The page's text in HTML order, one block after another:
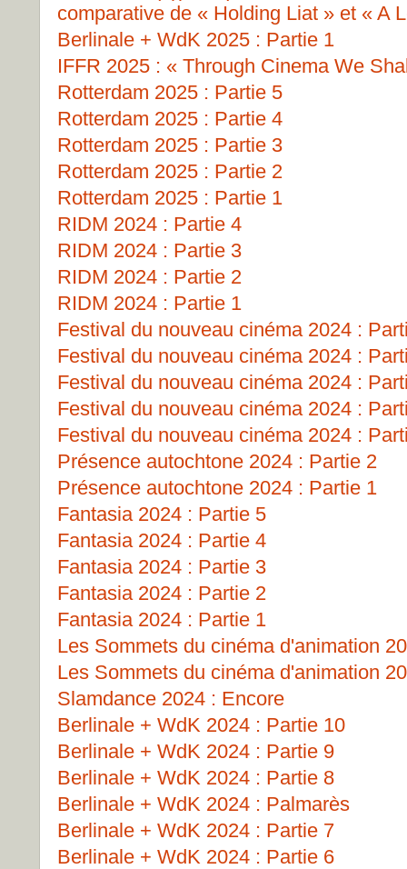
comparative de « Holding Liat » et « A
Berlinale + WdK 2025 : Partie 1
IFFR 2025 : « Through Cinema We
Rotterdam 2025 : Partie 5
Rotterdam 2025 : Partie 4
Rotterdam 2025 : Partie 3
Rotterdam 2025 : Partie 2
Rotterdam 2025 : Partie 1
RIDM 2024 : Partie 4
RIDM 2024 : Partie 3
RIDM 2024 : Partie 2
RIDM 2024 : Partie 1
Festival du nouveau cinéma 2024 :
Festival du nouveau cinéma 2024 :
Festival du nouveau cinéma 2024 :
Festival du nouveau cinéma 2024 :
Festival du nouveau cinéma 2024 :
Présence autochtone 2024 : Partie 2
Présence autochtone 2024 : Partie 1
Fantasia 2024 : Partie 5
Fantasia 2024 : Partie 4
Fantasia 2024 : Partie 3
Fantasia 2024 : Partie 2
Fantasia 2024 : Partie 1
Les Sommets du cinéma d'animation
Les Sommets du cinéma d'animation
Slamdance 2024 : Encore
Berlinale + WdK 2024 : Partie 10
Berlinale + WdK 2024 : Partie 9
Berlinale + WdK 2024 : Partie 8
Berlinale + WdK 2024 : Palmarès
Berlinale + WdK 2024 : Partie 7
Berlinale + WdK 2024 : Partie 6